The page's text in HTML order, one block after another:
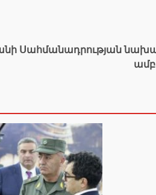
Սահմանադրության